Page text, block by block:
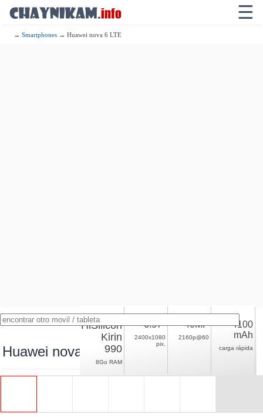
☰
→Smartphones → Huawei nova 6 LTE
Huawei nova 6 LTE
HiSilicon
Kirin
990
8Go RAM
6.57"
2400x1080
pix.
40MP
2160p@60
4100
mAh
carga rápida